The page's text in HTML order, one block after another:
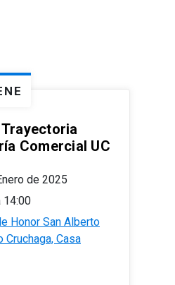
Comercial UC
de 2025
14:00
Honor San Alberto
Cruchaga, Casa